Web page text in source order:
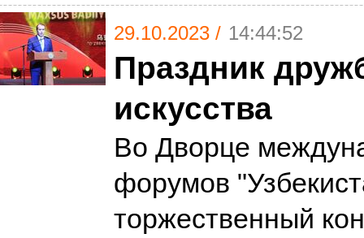
29.10.2023 / 14:44:52
Праздник
искусства
Во Дворце
форумов
торжественный